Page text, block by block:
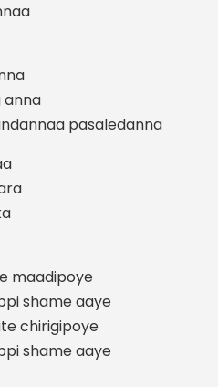
anna
pasaledanna
maadipoye
shame aaye
chirigipoye
shame aaye